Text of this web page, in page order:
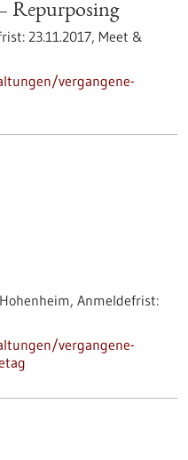
Repurposing
23.11.2017, Meet &
vergangene-
Anmeldefrist:
vergangene-